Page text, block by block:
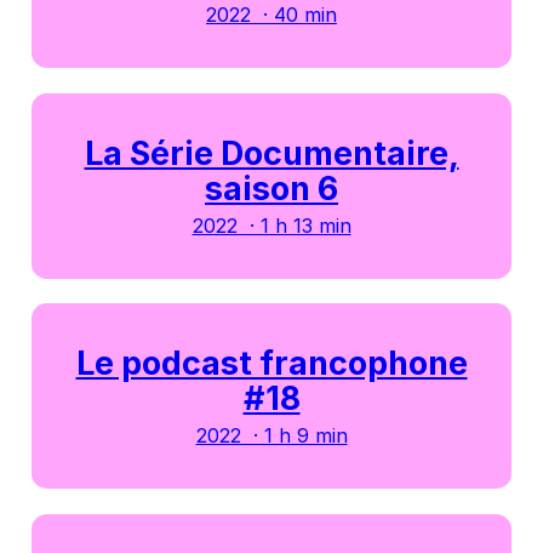
2022 · 40 min
La Série Documentaire,
saison 6
2022 · 1 h 13 min
Le podcast francophone
#18
2022 · 1 h 9 min